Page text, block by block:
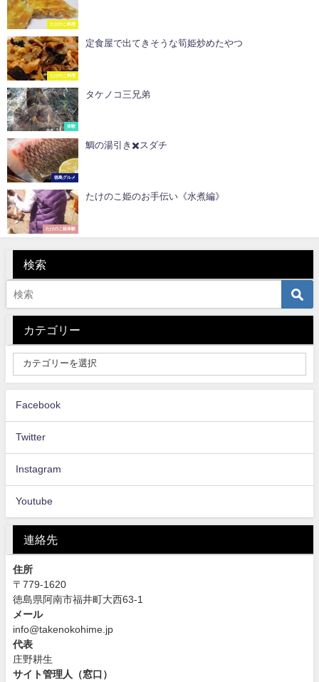
たけのこ料理
たけのこ料理
定食屋で出てきそうな筍姫炒めたやつ
体験
タケノコ三兄弟
徳島グルメ
鯛の湯引き️✖️スダチ
たけのこ姫体験
たけのこ姫のお手伝い《水煮編》
検索
カテゴリー
Facebook
Twitter
Instagram
Youtube
連絡先
住所
〒779-1620
徳島県阿南市福井町大西63-1
メール
info@takenokohime.jp
代表
庄野耕生
サイト管理人（窓口）